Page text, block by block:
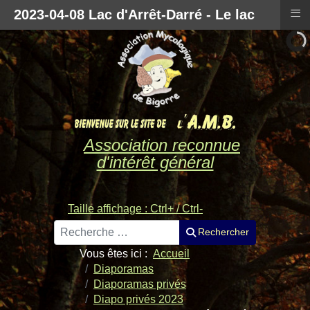
Association reconnue
d'intérêt général
Taille affichage : Ctrl+ / Ctrl-
Rechercher
Rechercher
Vous êtes ici : Accueil
Diaporamas
Diaporamas privés
Diapo privés 2023
2023-04-08 Lac d'Arrêt-Darré - Le lac ≡